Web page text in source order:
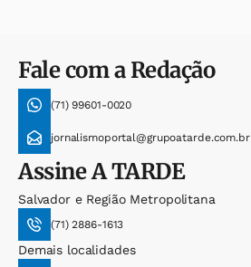
Fale com a Redação
(71) 99601-0020
jornalismoportal@grupoatarde.com.br
AssineA TARDE
Salvador e Região Metropolitana
(71) 2886-1613
Demais localidades